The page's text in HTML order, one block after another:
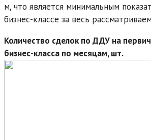
м, что является минимальным
бизнес-классе за весь
Количество сделок по ДДУ на
бизнес-класса по месяцам, шт.